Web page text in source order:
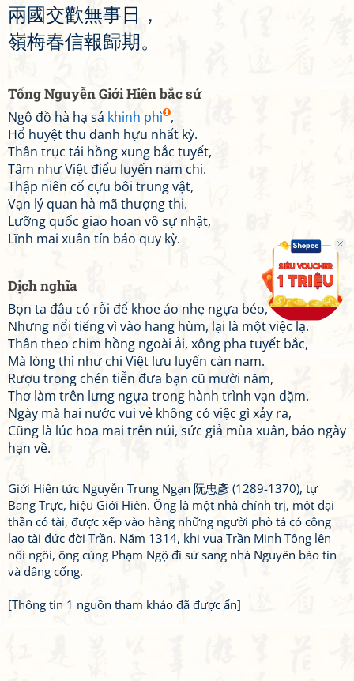
兩國交歡無事 日 ，
嶺梅春信報歸期。
Tống Nguyễn Giới Hiên bắc sứ
Ngô đồ hà hạ sá khinh phì ,
Hổ huyệt thu danh hựu nhất kỳ.
Thân trục tái hồng xung bắc tuyết,
Tâm như Việt điểu luyến nam chi.
Thập niên cố cựu bôi trung vật,
Vạn lý quan hà mã thượng thi.
Lưỡng quốc giao hoan vô sự nhật,
Lĩnh mai xuân tín báo quy kỳ.
Dịch nghĩa
Bọn ta đâu có rỗi để khoe áo nhẹ ngựa béo,
Nhưng nổi tiếng vì vào hang hùm, lại là một việc lạ.
Thân theo chim hồng ngoài ải, xông pha tuyết bắc,
Mà lòng thì như chi Việt lưu luyến càn nam.
Rượu trong chén tiễn đưa bạn cũ mười năm,
Thơ làm trên lưng ngựa trong hành trình vạn dặm.
Ngày mà hai nước vui vẻ không có việc gì xảy ra,
Cũng là lúc hoa mai trên núi, sức giả mùa xuân, báo ngày
hạn về.
Giới Hiên tức Nguyễn Trung Ngạn 阮忠彥 (1289-1370), tự
Bang Trực, hiệu Giới Hiên. Ông là một nhà chính trị, một đại
thần có tài, được xếp vào hàng những người phò tá có công
lao tài đức đời Trần. Năm 1314, khi vua Trần Minh Tông lên
nối ngôi, ông cùng Phạm Ngộ đi sứ sang nhà Nguyên báo tin
và dâng cống.
[Thông tin 1 nguồn tham khảo đã được ẩn]